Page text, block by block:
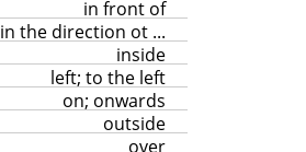
in front of
in the direction ot ...
inside
left; to the left
on; onwards
outside
over